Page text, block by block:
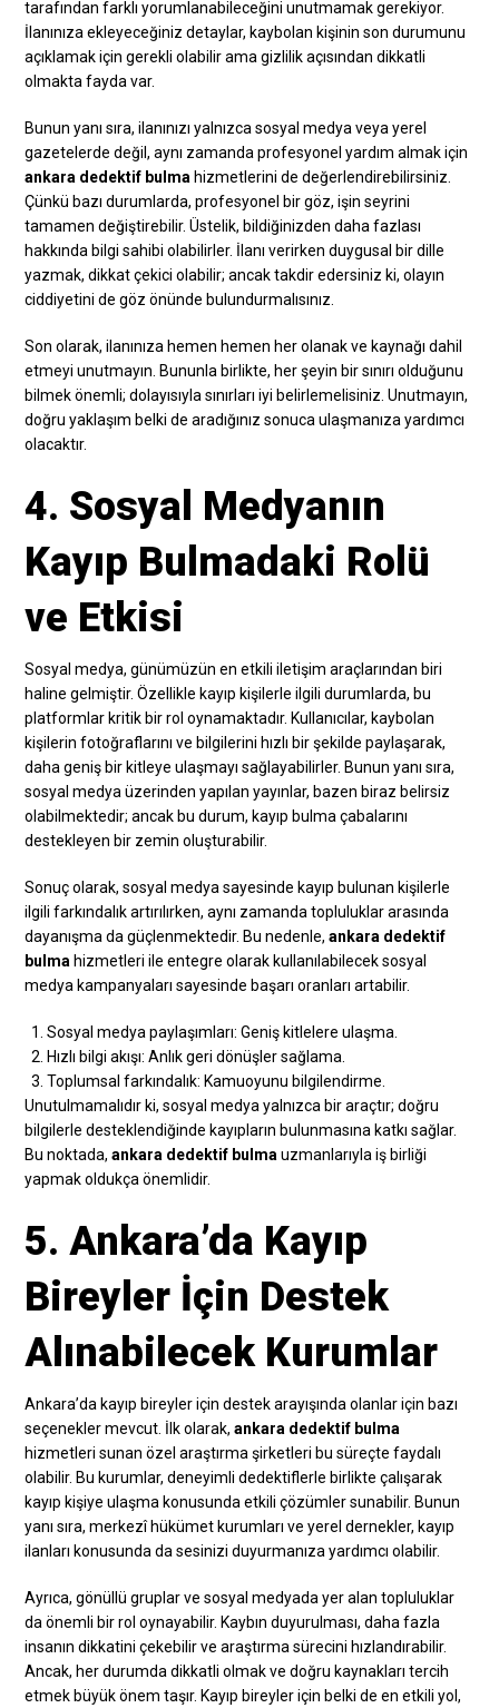
tarafından farklı yorumlanabileceğini unutmamak gerekiyor.
İlanınıza ekleyeceğiniz detaylar, kaybolan kişinin son durumunu
açıklamak için gerekli olabilir ama gizlilik açısından dikkatli
olmakta fayda var.
Bunun yanı sıra, ilanınızı yalnızca sosyal medya veya yerel
gazetelerde değil, aynı zamanda profesyonel yardım almak için
ankara dedektif bulma hizmetlerini de değerlendirebilirsiniz.
Çünkü bazı durumlarda, profesyonel bir göz, işin seyrini
tamamen değiştirebilir. Üstelik, bildiğinizden daha fazlası
hakkında bilgi sahibi olabilirler. İlanı verirken duygusal bir dille
yazmak, dikkat çekici olabilir; ancak takdir edersiniz ki, olayın
ciddiyetini de göz önünde bulundurmalısınız.
Son olarak, ilanınıza hemen hemen her olanak ve kaynağı dahil
etmeyi unutmayın. Bununla birlikte, her şeyin bir sınırı olduğunu
bilmek önemli; dolayısıyla sınırları iyi belirlemelisiniz. Unutmayın,
doğru yaklaşım belki de aradığınız sonuca ulaşmanıza yardımcı
olacaktır.
4. Sosyal Medyanın
Kayıp Bulmadaki Rolü
ve Etkisi
Sosyal medya, günümüzün en etkili iletişim araçlarından biri
haline gelmiştir. Özellikle kayıp kişilerle ilgili durumlarda, bu
platformlar kritik bir rol oynamaktadır. Kullanıcılar, kaybolan
kişilerin fotoğraflarını ve bilgilerini hızlı bir şekilde paylaşarak,
daha geniş bir kitleye ulaşmayı sağlayabilirler. Bunun yanı sıra,
sosyal medya üzerinden yapılan yayınlar, bazen biraz belirsiz
olabilmektedir; ancak bu durum, kayıp bulma çabalarını
destekleyen bir zemin oluşturabilir.
Sonuç olarak, sosyal medya sayesinde kayıp bulunan kişilerle
ilgili farkındalık artırılırken, aynı zamanda topluluklar arasında
dayanışma da güçlenmektedir. Bu nedenle,ankara dedektif
bulma hizmetleri ile entegre olarak kullanılabilecek sosyal
medya kampanyaları sayesinde başarı oranları artabilir.
Sosyal medya paylaşımları: Geniş kitlelere ulaşma.
Hızlı bilgi akışı: Anlık geri dönüşler sağlama.
Toplumsal farkındalık: Kamuoyunu bilgilendirme.
Unutulmamalıdır ki, sosyal medya yalnızca bir araçtır; doğru
bilgilerle desteklendiğinde kayıpların bulunmasına katkı sağlar.
Bu noktada,ankara dedektif bulma uzmanlarıyla iş birliği
yapmak oldukça önemlidir.
5. Ankara’da Kayıp
Bireyler İçin Destek
Alınabilecek Kurumlar
Ankara’da kayıp bireyler için destek arayışında olanlar için bazı
seçenekler mevcut. İlk olarak,ankara dedektif bulma
hizmetleri sunan özel araştırma şirketleri bu süreçte faydalı
olabilir. Bu kurumlar, deneyimli dedektiflerle birlikte çalışarak
kayıp kişiye ulaşma konusunda etkili çözümler sunabilir. Bunun
yanı sıra, merkezî hükümet kurumları ve yerel dernekler, kayıp
ilanları konusunda da sesinizi duyurmanıza yardımcı olabilir.
Ayrıca, gönüllü gruplar ve sosyal medyada yer alan topluluklar
da önemli bir rol oynayabilir. Kaybın duyurulması, daha fazla
insanın dikkatini çekebilir ve araştırma sürecini hızlandırabilir.
Ancak, her durumda dikkatli olmak ve doğru kaynakları tercih
etmek büyük önem taşır. Kayıp bireyler için belki de en etkili yol,